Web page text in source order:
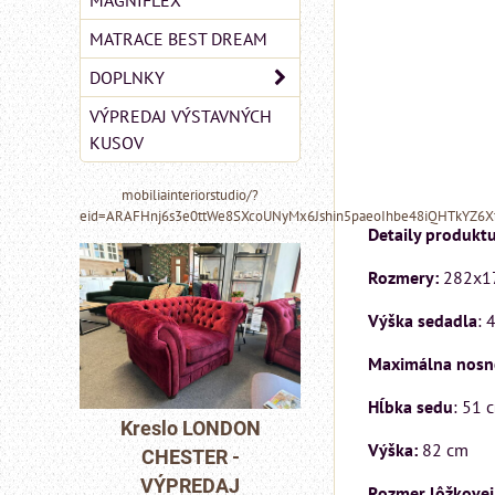
Detaily
Rozmery:
Výška sedadla:
Maximálna
Hĺbka sedu: 51
Výška: 82 cm
MATRACE BEST DREAM
DOPLNKY
VÝPREDAJ VÝSTAVNÝCH
KUSOV
mobiliainteriorstudio/?
-
MIZAR - talianský
matrac 175x200 cm
Matrac MIZAR od
talianskeho systému
CHESTER -
VÝPREDAJ